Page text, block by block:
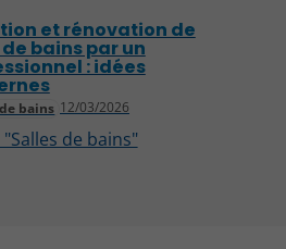
bains 12/03/2026
et rénovation de
bains par un
: idées
de bains"